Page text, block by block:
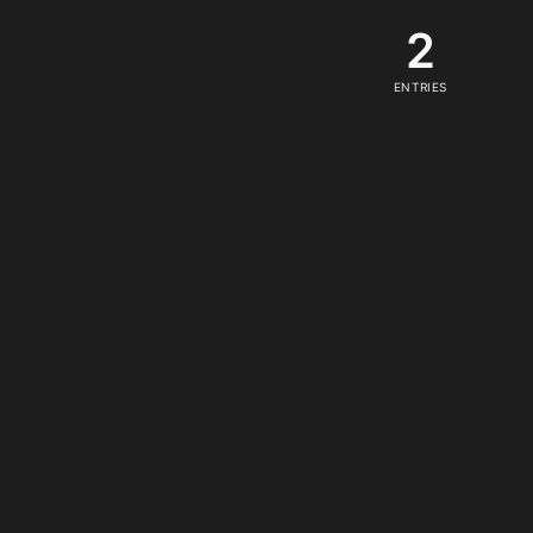
2
ENTRIES